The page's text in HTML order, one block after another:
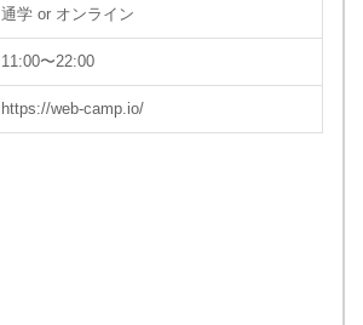
通学 or オンライン
11:00〜22:00
https://web-camp.io/